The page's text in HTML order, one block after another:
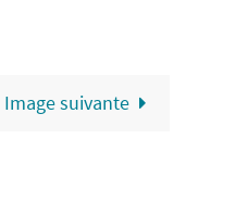
Image suivante